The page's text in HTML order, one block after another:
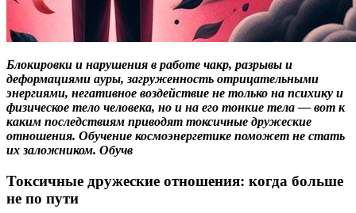
Блокировки и нарушения в работе чакр, разрывы и
деформациями ауры, загруженность отрицательными
энергиями, негативное воздействие не только на психику и
физическое тело человека, но и на его тонкие тела — вот к
каким последствиям приводят токсичные дружеские
отношения. Обучение космоэнергетике поможет не стать
их заложником. Обучв
Токсичные дружеские отношения: когда больше
не по пути